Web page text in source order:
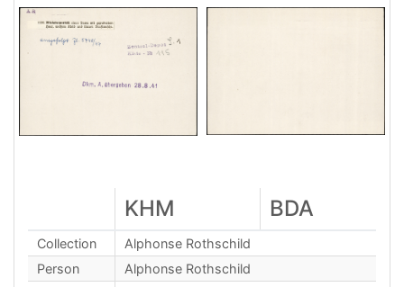
KHM BDA
Collection
Alphonse Rothschild
Person
Alphonse Rothschild